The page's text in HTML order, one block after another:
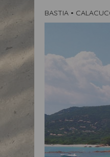
BASTIA •